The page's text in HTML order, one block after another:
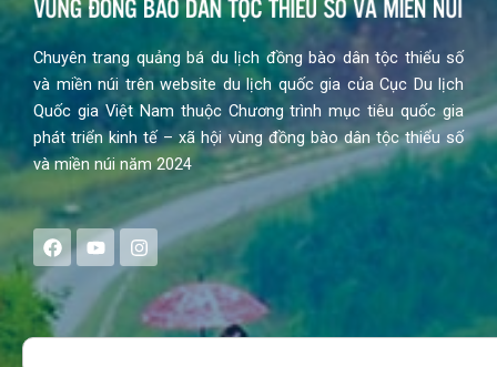
Chuyên trang quảng bá du lịch đồng bào dân tộc thiểu số
và miền núi trên website du lịch quốc gia của Cục Du lịch
Quốc gia Việt Nam thuộc Chương trình mục tiêu quốc gia
phát triển kinh tế – xã hội vùng đồng bào dân tộc thiểu số
và miền núi năm 2024
F
a
e
b
o
Y
o
t
b
I
n
s
a
g
Search